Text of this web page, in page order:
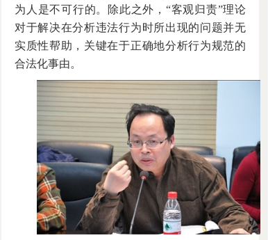
为人是不可行的。除此之外，“客观归责”理论
对于解决在分析违法行为时所出现的问题并无
实质性帮助，关键在于正确地分析行为规范的
合法化事由。